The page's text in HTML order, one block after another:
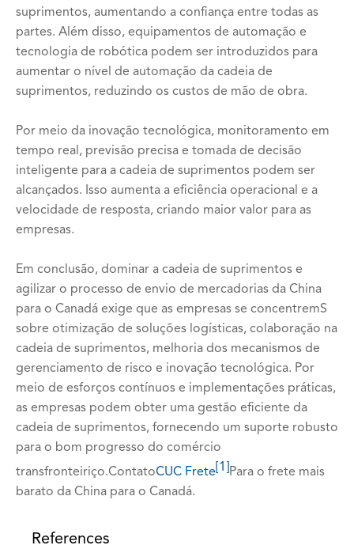
suprimentos, aumentando a confiança entre todas as
partes. Além disso, equipamentos de automação e
tecnologia de robótica podem ser introduzidos para
aumentar o nível de automação da cadeia de
suprimentos, reduzindo os custos de mão de obra.
Por meio da inovação tecnológica, monitoramento em
tempo real, previsão precisa e tomada de decisão
inteligente para a cadeia de suprimentos podem ser
alcançados. Isso aumenta a eficiência operacional e a
velocidade de resposta, criando maior valor para as
empresas.
Em conclusão, dominar a cadeia de suprimentos e
agilizar o processo de envio de mercadorias da China
para o Canadá exige que as empresas se concentremS
sobre otimização de soluções logísticas, colaboração na
cadeia de suprimentos, melhoria dos mecanismos de
gerenciamento de risco e inovação tecnológica. Por
meio de esforços contínuos e implementações práticas,
as empresas podem obter uma gestão eficiente da
cadeia de suprimentos, fornecendo um suporte robusto
para o bom progresso do comércio
transfronteiriço.ContatoCUC Frete [1] Para o frete mais
barato da China para o Canadá.
References